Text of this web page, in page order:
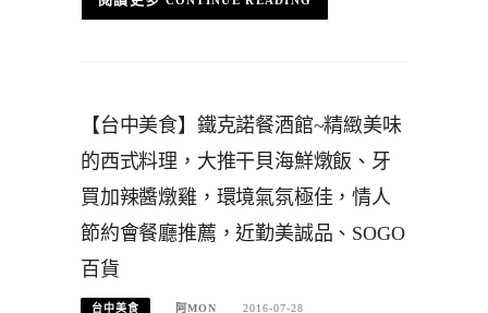
【台中美食】鐵克諾餐酒館~精緻美味
的西式料理，大推干貝海鮮燉飯、牙
買加辣醬燉雞，環境氣氛極佳，情人
節約會餐廳推薦，近勤美誠品、SOGO
百貨
台中美食 阿MON 2016-07-28